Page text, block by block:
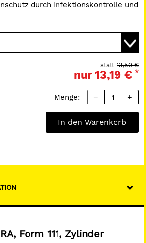
durch Infektionskontrolle und
Die Triton Bonding
Die Diamanten haben einen 20 %
als herkömmliche
13,50 €
statt
nur13,19 € *
Menge:
In den Warenkorb
Form 111, Zylinder